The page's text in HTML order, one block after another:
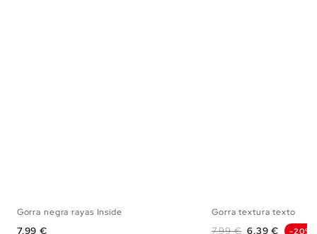
Gorra negra rayas Inside
Precio
7,99 €
Gorra textura texto
Precio base
7,99 € Precio
6,39 € -20%